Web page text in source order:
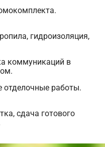
гидроизоляция,
коммуникаций в
отделочные работы.
сдача готового